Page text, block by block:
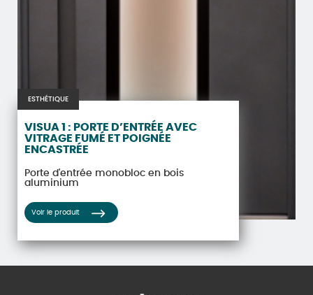
ESTHÉTIQUE
VISUA 1 : PORTE D’ENTRÉE AVEC
VITRAGE FUMÉ ET POIGNÉE
ENCASTRÉE
Porte d'entrée monobloc en bois
aluminium
Voir le produit